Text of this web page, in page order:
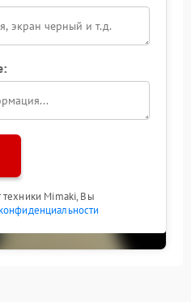
техники Mimaki, Вы